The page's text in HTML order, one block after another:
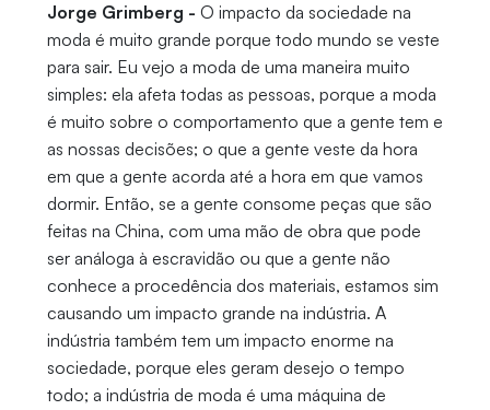
Jorge Grimberg - O impacto da sociedade na
moda é muito grande porque todo mundo se veste
para sair. Eu vejo a moda de uma maneira muito
simples: ela afeta todas as pessoas, porque a moda
é muito sobre o comportamento que a gente tem e
as nossas decisões; o que a gente veste da hora
em que a gente acorda até a hora em que vamos
dormir. Então, se a gente consome peças que são
feitas na China, com uma mão de obra que pode
ser análoga à escravidão ou que a gente não
conhece a procedência dos materiais, estamos sim
causando um impacto grande na indústria. A
indústria também tem um impacto enorme na
sociedade, porque eles geram desejo o tempo
todo; a indústria de moda é uma máquina de